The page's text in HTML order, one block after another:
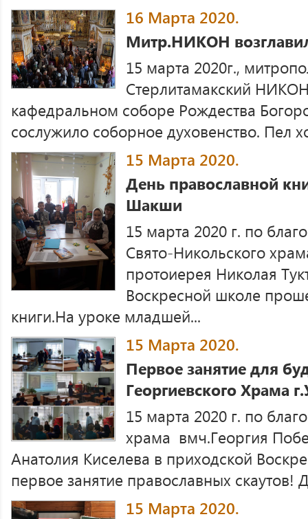
16 Марта 2020.
Митр.НИКОН
15 марта 2020г.,
Стерлитамакский
кафедральном соборе Рождества
сослужило соборное духовенство. Пел
15 Марта 2020.
День православной
Шакши
15 марта 2020 г. по
Свято-Никольского
протоиерея Николая
Воскресной школе
книги.На уроке младшей...
15 Марта 2020.
Первое занятие для
Георгиевского Храма
15 марта 2020 г. по
храма вмч.Георгия
Анатолия Киселева в приходской
первое занятие православных скаутов!
15 Марта 2020.